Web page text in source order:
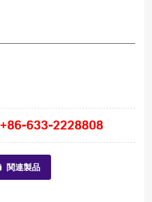
+86-633-2228808
関連製品